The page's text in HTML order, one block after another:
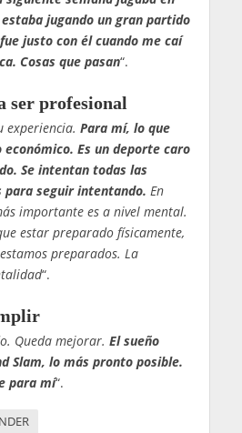
estaba jugando un gran partido
justo con él cuando me caí
Cosas que pasan“.
ser profesional
experiencia. Para mí, lo que
Es un deporte caro
Se intentan todas las
para seguir intentando. En
importante es a nivel mental.
estar preparado físicamente,
preparados. La
“.
Queda mejorar. El sueño
Slam, lo más pronto posible.
para mí“.